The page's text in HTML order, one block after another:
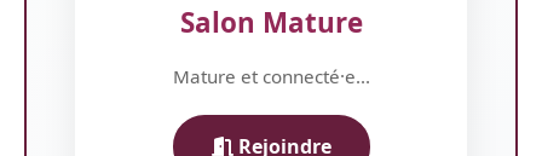
Salon Mature
Mature et connecté·e...
Rejoindre